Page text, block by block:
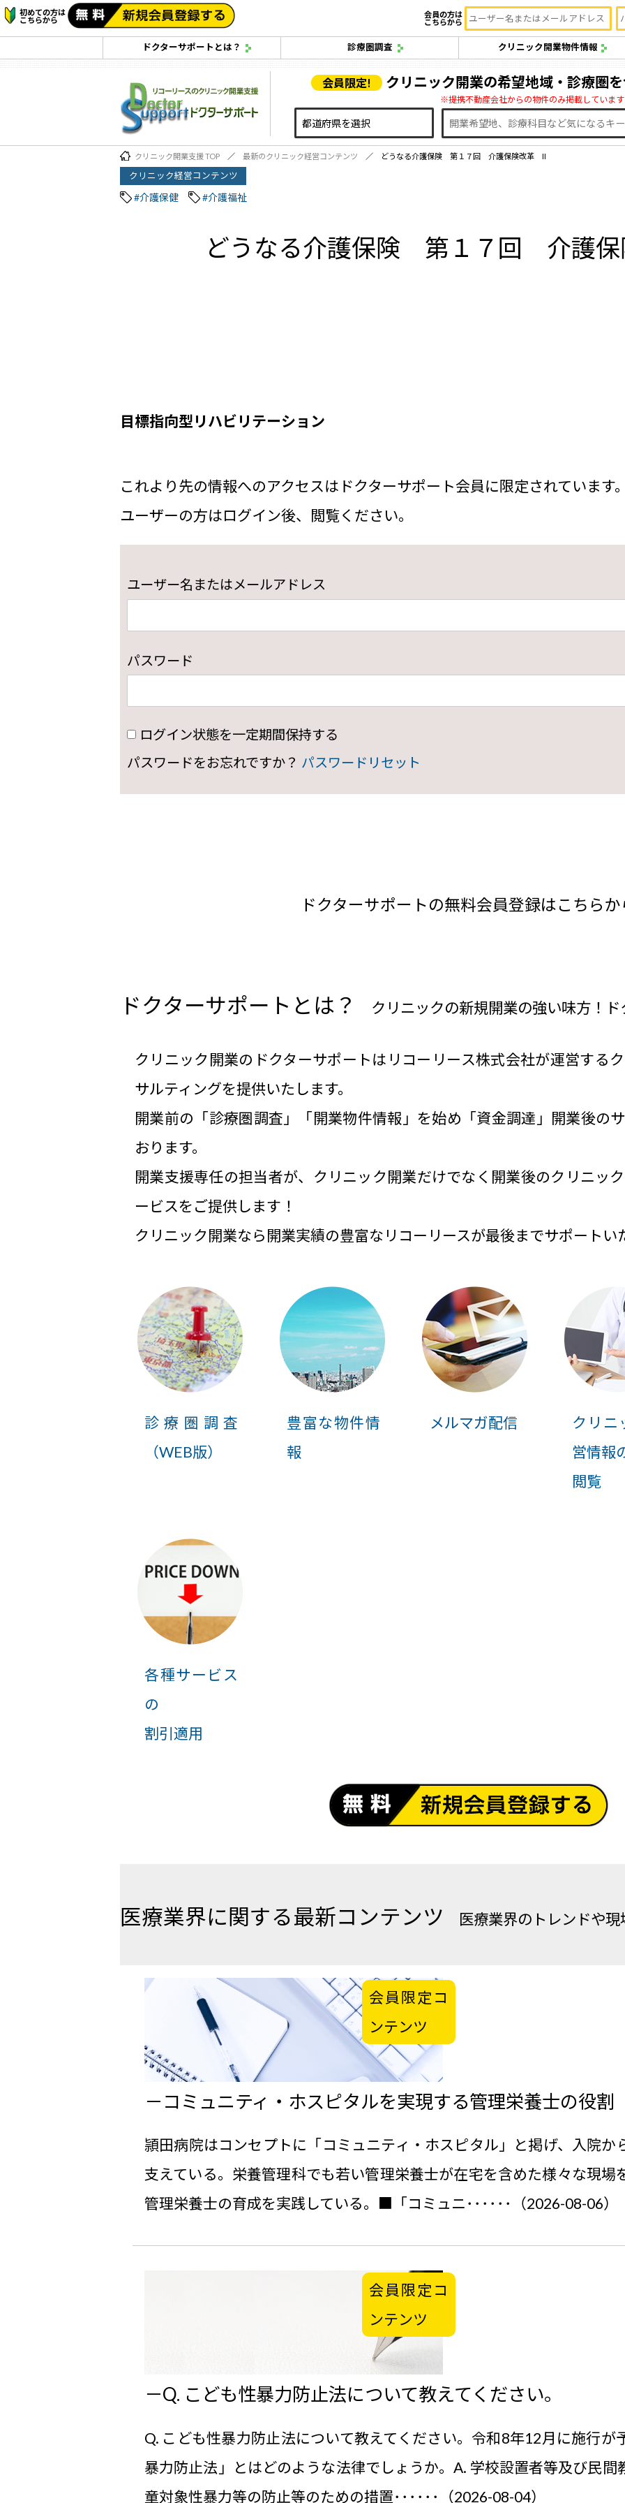
初めての方は
こちらから
会員の方は
こちらから
ドクターサポートとは？ 診療圏調査 クリニック開業物件情報
会員限定! クリニック開業の希望地域・診療圏
※提携不動産会社からの物件のみ掲載しています
クリニック開業支援 TOP 最新のクリニック経営コンテンツ どうなる介護保険 第１７回 介護保険改革 II
クリニック経営コンテンツ
#介護保健 #介護福祉
どうなる介護保険 第１７回 介護
目標指向型リハビリテーション
これより先の情報へのアクセスはドクターサポート会員に限定されています。
ユーザーの方はログイン後、閲覧ください。
ユーザー名またはメールアドレス
パスワード
ログイン状態を一定期間保持する
パスワードをお忘れですか？ パスワードリセット
ドクターサポートの無料会員登録はこちらか
ドクターサポートとは？ クリニックの新規開業の強い味方！ド
クリニック開業のドクターサポートはリコーリース株式会社が運営する
サルティングを提供いたします。
開業前の「診療圏調査」「開業物件情報」を始め「資金調達」開業後の
おります。
開業支援専任の担当者が、クリニック開業だけでなく開業後のクリニッ
ービスをご提供します！
クリニック開業なら開業実績の豊富なリコーリースが最後までサポートい
診療圏調査
（WEB版）
豊富な物件情
報
メルマガ配信
クリニ
営情報
閲覧
各種サービス
の
割引適用
医療業界に関する最新コンテンツ 医療業界のトレンドや現
会員限定コ
ンテンツ
コミュニティ・ホスピタルを実現する管理栄養士の役割
頴田病院はコンセプトに「コミュニティ・ホスピタル」と掲げ、入院か
支えている。栄養管理科でも若い管理栄養士が在宅を含めた様々な現場
管理栄養士の育成を実践している。■「コミュニ･･････（2026-08-06）
会員限定コ
ンテンツ
Q. こども性暴力防止法について教えてください。
Q. こども性暴力防止法について教えてください。令和8年12月に施行が
暴力防止法」とはどのような法律でしょうか。A. 学校設置者等及び民間
童対象性暴力等の防止等のための措置･･････（2026-08-04）